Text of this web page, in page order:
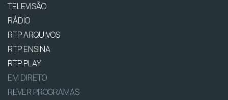
TELEVISÃO
RÁDIO
RTP ARQUIVOS
RTP ENSINA
RTP PLAY
EM DIRETO
REVER PROGRAMAS